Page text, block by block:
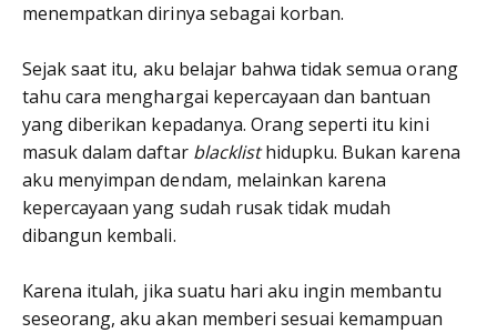
menempatkan dirinya sebagai korban.
Sejak saat itu, aku belajar bahwa tidak semua orang
tahu cara menghargai kepercayaan dan bantuan
yang diberikan kepadanya. Orang seperti itu kini
masuk dalam daftar blacklisthidupku. Bukan karena
aku menyimpan dendam, melainkan karena
kepercayaan yang sudah rusak tidak mudah
dibangun kembali.
Karena itulah, jika suatu hari aku ingin membantu
seseorang, aku akan memberi sesuai kemampuan